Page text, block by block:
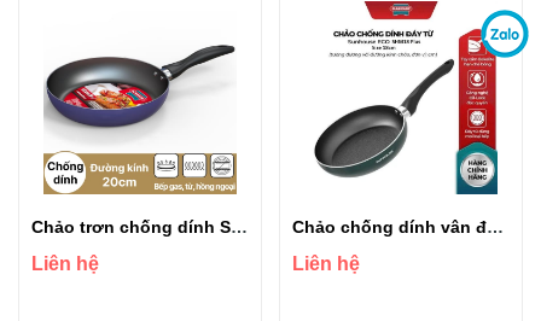
Chảo trơn chống dính Sunhouse Eco SVE22
Liên hệ
Chảo chống dính vân đá Đáy Từ Sunhouse ECO SHM18 plus
Liên hệ